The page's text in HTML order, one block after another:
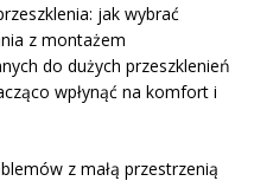
jak wybrać
z montażem
do dużych przeszklenień
wpłynąć na komfort i
z małą przestrzenią